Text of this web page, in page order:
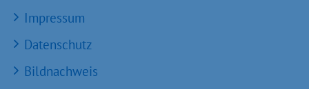
Impressum
Datenschutz
Bildnachweis